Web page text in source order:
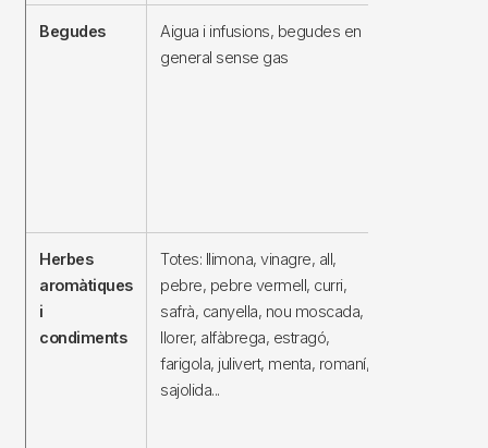
Begudes
Aigua i infusions, begudes en
general sense gas
Herbes
aromàtiques
i
condiments
Totes: llimona, vinagre, all,
pebre, pebre vermell, curri,
safrà, canyella, nou moscada,
llorer, alfàbrega, estragó,
farigola, julivert, menta, romaní,
sajolida...